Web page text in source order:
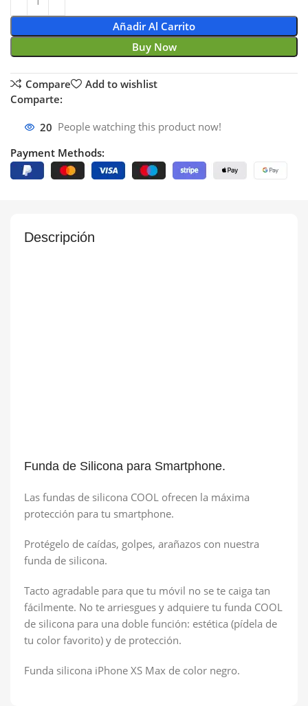
Añadir Al Carrito
Buy Now
Compare
Add to wishlist
Comparte:
20 People watching this product now!
Payment Methods:
Descripción
Funda de Silicona para Smartphone.
Las fundas de silicona COOL ofrecen la máxima
protección para tu smartphone.
Protégelo de caídas, golpes, arañazos con nuestra
funda de silicona.
Tacto agradable para que tu móvil no se te caiga tan
fácilmente. No te arriesgues y adquiere tu funda COOL
de silicona para una doble función: estética (pídela de
tu color favorito) y de protección.
Funda silicona iPhone XS Max de color negro.